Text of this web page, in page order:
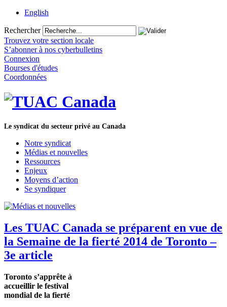
English
Rechercher
Trouvez votre section locale
S’abonner à nos cyberbulletins
Connexion
Bourses d'études
Coordonnées
Le syndicat du secteur privé au Canada
Notre syndicat
Médias et nouvelles
Ressources
Enjeux
Moyens d’action
Se syndiquer
Les TUAC Canada se préparent en vue de
la Semaine de la fierté 2014 de Toronto –
3e article
Toronto s’apprête à
accueillir le festival
mondial de la fierté